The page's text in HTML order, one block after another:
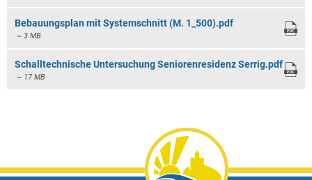
Bebauungsplan mit Systemschnitt (M. 1_500).pdf
~ 3 MB
Schalltechnische Untersuchung Seniorenresidenz Serrig.pdf
~ 17 MB